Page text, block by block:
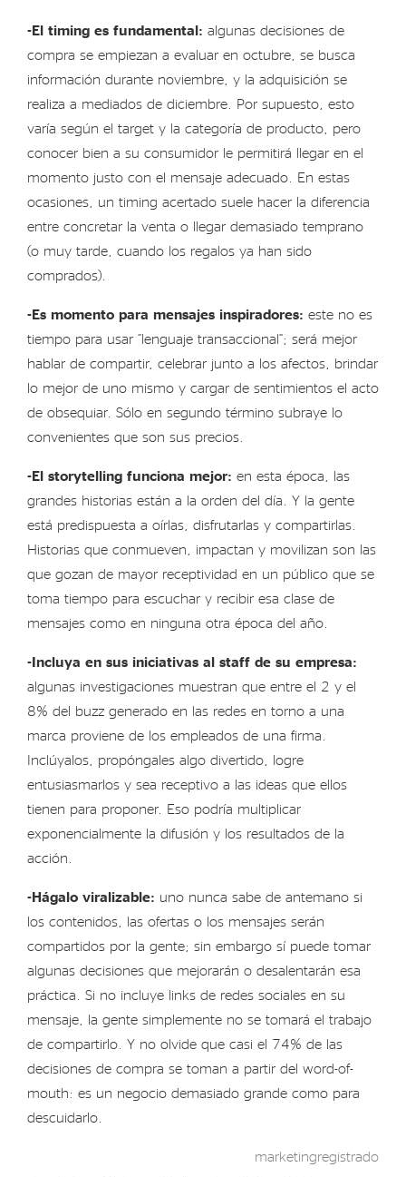
-El timing es fundamental: algunas decisiones de
compra se empiezan a evaluar en octubre, se busca
información durante noviembre, y la adquisición se
realiza a mediados de diciembre. Por supuesto, esto
varía según el target y la categoría de producto, pero
conocer bien a su consumidor le permitirá llegar en el
momento justo con el mensaje adecuado. En estas
ocasiones, un timing acertado suele hacer la diferencia
entre concretar la venta o llegar demasiado temprano
(o muy tarde, cuando los regalos ya han sido
comprados).
-Es momento para mensajes inspiradores: este no es
tiempo para usar “lenguaje transaccional”; será mejor
hablar de compartir, celebrar junto a los afectos, brindar
lo mejor de uno mismo y cargar de sentimientos el acto
de obsequiar. Sólo en segundo término subraye lo
convenientes que son sus precios.
-El storytelling funciona mejor: en esta época, las
grandes historias están a la orden del día. Y la gente
está predispuesta a oírlas, disfrutarlas y compartirlas.
Historias que conmueven, impactan y movilizan son las
que gozan de mayor receptividad en un público que se
toma tiempo para escuchar y recibir esa clase de
mensajes como en ninguna otra época del año.
-Incluya en sus iniciativas al staff de su empresa:
algunas investigaciones muestran que entre el 2 y el
8% del buzz generado en las redes en torno a una
marca proviene de los empleados de una firma.
Inclúyalos, propóngales algo divertido, logre
entusiasmarlos y sea receptivo a las ideas que ellos
tienen para proponer. Eso podría multiplicar
exponencialmente la difusión y los resultados de la
acción.
-Hágalo viralizable: uno nunca sabe de antemano si
los contenidos, las ofertas o los mensajes serán
compartidos por la gente; sin embargo sí puede tomar
algunas decisiones que mejorarán o desalentarán esa
práctica. Si no incluye links de redes sociales en su
mensaje, la gente simplemente no se tomará el trabajo
de compartirlo. Y no olvide que casi el 74% de las
decisiones de compra se toman a partir del word-of-
mouth: es un negocio demasiado grande como para
descuidarlo.
marketingregistrado